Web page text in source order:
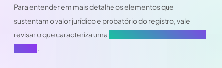
Para entender em mais detalhe os elementos que
sustentam o valor jurídico e probatório do registro, vale
revisar o que caracteriza uma
.